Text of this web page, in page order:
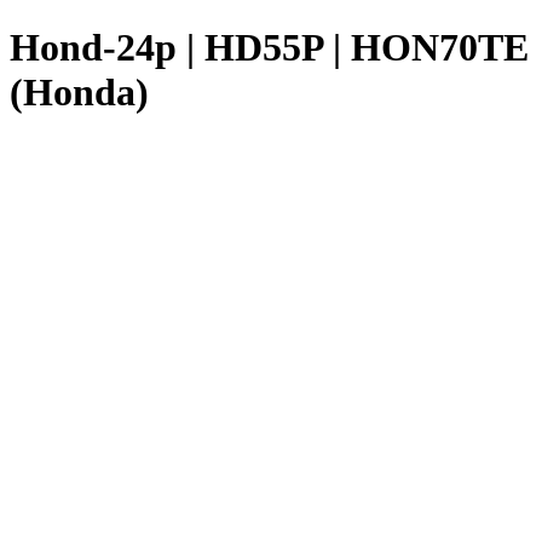
Hond-24p | HD55P | HON70TE
(Honda)